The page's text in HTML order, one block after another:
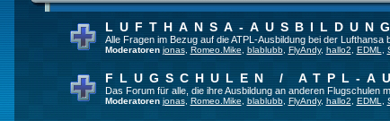
LUFTHANSA-AUSBILDUNG
Alle Fragen im Bezug auf die ATPL-Ausbildung bei der Lufthansa
Moderatoren jonas, Romeo.Mike blablubb, FlyAndy, hallo2 EDML
FLUGSCHULEN / ATPL-
Das Forum für alle, die ihre Ausbildung an anderen Flugschulen
Moderatoren jonas, Romeo.Mike blablubb, FlyAndy, hallo2 EDML